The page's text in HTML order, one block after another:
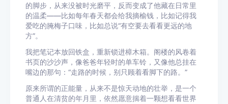
的脚步，从来没被时光磨平，反而变成了他藏在日常里
的温柔——比如每年春天都会给我摘榆钱，比如记得我
爱吃的腌梅子口味，比如总说“有空要去看看更远的地
方”。
我把笔记本放回铁盒，重新锁进樟木箱。阁楼的风卷着
书页的沙沙声，像爸爸年轻时的单车铃，又像他总挂在
嘴边的那句：“走路的时候，别只顾着看脚下的路。”
原来所谓的正能量，从来不是惊天动地的壮举，是一个
普通人在清贫的年月里，依然愿意揣着一颗想看看世界